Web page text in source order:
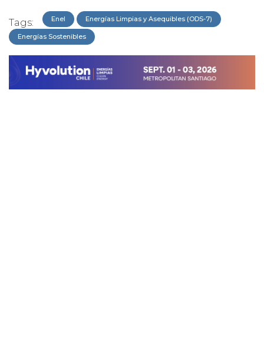
Tags: Enel Energías Limpias y Asequibles (ODS-7)
Energías Sostenibles